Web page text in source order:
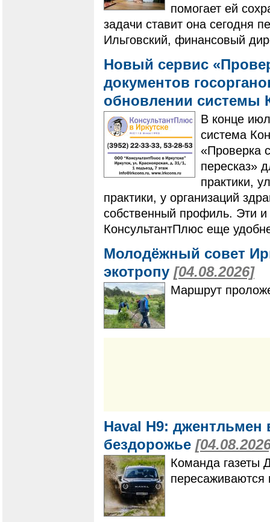
помогает ей
задачи ставит она сегодня
Ильговский, финансовый
Новый сервис
документов
обновлении системы
В конце
система
«Проверка
пересказ»
практики,
практики, у организаций
собственный профиль. Эти
КонсультантПлюс еще
Молодёжный совет
экотропу [04.08.2026]
Маршрут
Haval H9: джентльмен
бездорожье
Команда газеты
пересаживаются